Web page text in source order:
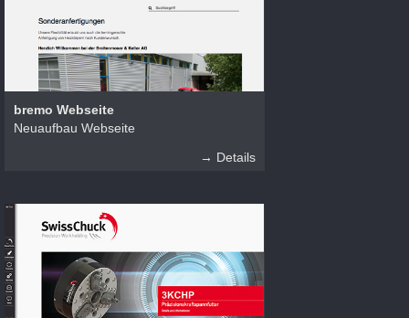
bremo Webseite
Neuaufbau Webseite
→ Details